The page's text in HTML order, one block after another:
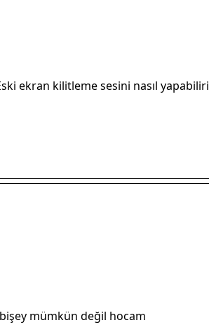
ekran kilitleme sesini nasıl
mümkün değil hocam